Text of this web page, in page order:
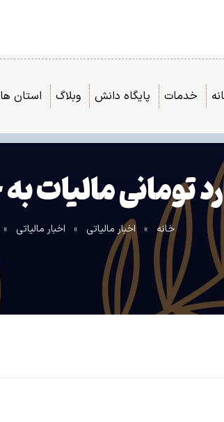
خدمات پایگاه دانش وبلاگ استان ها
خانه » اخبار مالیاتی » اخبار مالیاتی »